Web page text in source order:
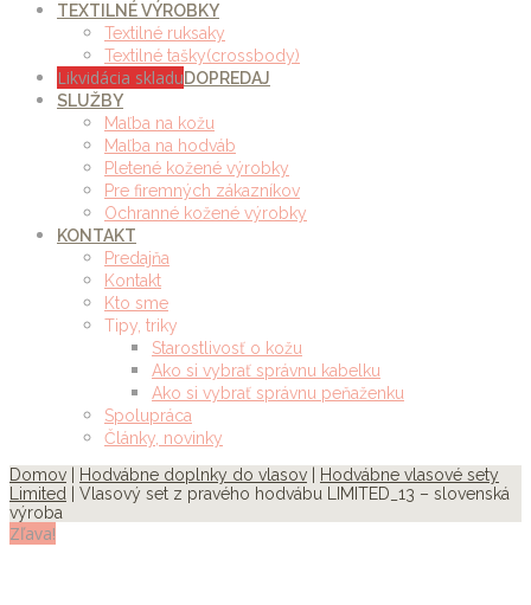
TEXTILNÉ VÝROBKY
Textilné ruksaky
Textilné tašky(crossbody)
Likvidácia skladuDOPREDAJ
SLUŽBY
Maľba na kožu
Maľba na hodváb
Pletené kožené výrobky
Pre firemných zákazníkov
Ochranné kožené výrobky
KONTAKT
Predajňa
Kontakt
Kto sme
Tipy, triky
Starostlivosť o kožu
Ako si vybrať správnu kabelku
Ako si vybrať správnu peňaženku
Spolupráca
Články, novinky
Domov
Hodvábne doplnky do vlasov
Hodvábne vlasové sety
Limited
| Vlasový set z pravého hodvábu LIMITED_13 – slovenská
výroba
Zľava!